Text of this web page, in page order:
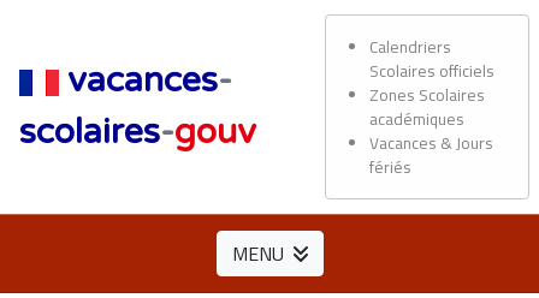
vacances-
scolaires-gouv
Calendriers
Scolaires officiels
Zones Scolaires
académiques
Vacances & Jours
fériés
MENU